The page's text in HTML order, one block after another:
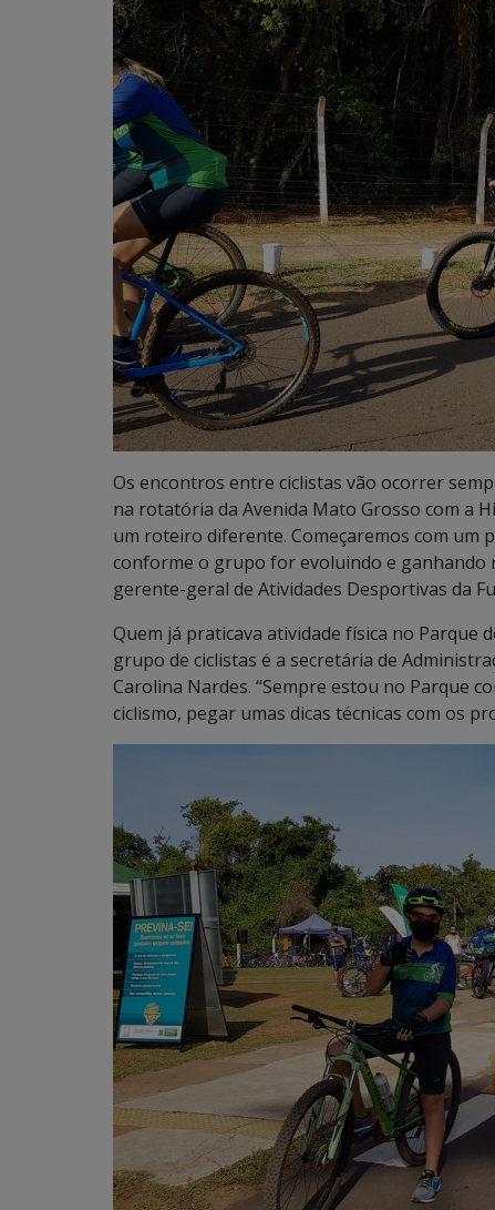
Os encontros entre ciclistas vão ocorrer
na rotatória da Avenida Mato Grosso com a
um roteiro diferente. Começaremos com um
conforme o grupo for evoluindo e ganhando
gerente-geral de Atividades Desportivas da
Quem já praticava atividade física no Parque
grupo de ciclistas é a secretária de
Carolina Nardes. “Sempre estou no Parque
ciclismo, pegar umas dicas técnicas com os